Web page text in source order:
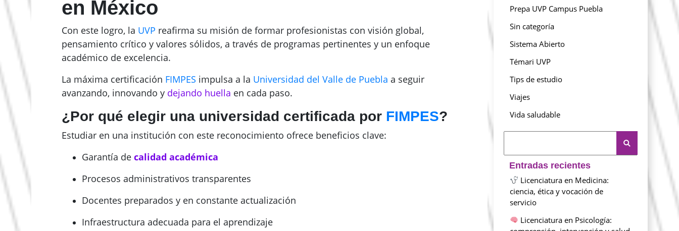
en México
Con este logro, la UVP reafirma su misión de formar profesionistas con visión global,
pensamiento crítico y valores sólidos, a través de programas pertinentes y un enfoque
académico de excelencia.
La máxima certificación FIMPES impulsa a la Universidad del Valle de Puebla a seguir
avanzando, innovando y dejando huella en cada paso.
¿Por qué elegir una universidad certificada por FIMPES?
Estudiar en una institución con este reconocimiento ofrece beneficios clave:
Garantía de calidad académica
Procesos administrativos transparentes
Docentes preparados y en constante actualización
Infraestructura adecuada para el aprendizaje
Prepa UVP Campus Puebla
Sin categoría
Sistema Abierto
Témari UVP
Tips de estudio
Viajes
Vida saludable
Entradas recientes
Licenciatura en Medicina:
ciencia, ética y vocación de
servicio
Licenciatura en Psicología: